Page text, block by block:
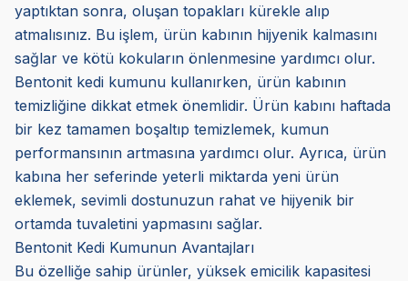
yaptıktan sonra, oluşan topakları kürekle alıp
atmalısınız. Bu işlem, ürün kabının hijyenik kalmasını
sağlar ve kötü kokuların önlenmesine yardımcı olur.
Bentonit kedi kumunu kullanırken, ürün kabının
temizliğine dikkat etmek önemlidir. Ürün kabını haftada
bir kez tamamen boşaltıp temizlemek, kumun
performansının artmasına yardımcı olur. Ayrıca, ürün
kabına her seferinde yeterli miktarda yeni ürün
eklemek, sevimli dostunuzun rahat ve hijyenik bir
ortamda tuvaletini yapmasını sağlar.
Bentonit Kedi Kumunun Avantajları
Bu özelliğe sahip ürünler, yüksek emicilik kapasitesi